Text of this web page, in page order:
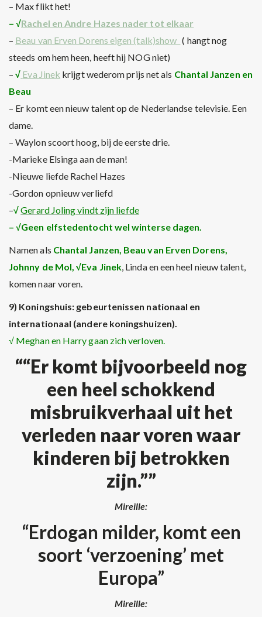
– Max flikt het!
– √Rachel en Andre Hazes nader tot elkaar
– Beau van Erven Dorens eigen (talk)show ( hangt nog
steeds om hem heen, heeft hij NOG niet)
–√ Eva Jinek krijgt wederom prijs net als Chantal Janzen en
Beau
– Er komt een nieuw talent op de Nederlandse televisie. Een
dame.
– Waylon scoort hoog, bij de eerste drie.
-Marieke Elsinga aan de man!
-Nieuwe liefde Rachel Hazes
-Gordon opnieuw verliefd
–√Gerard Joling vindt zijn liefde
– √Geen elfstedentocht wel winterse dagen.
Namen als Chantal Janzen, Beau van Erven Dorens,
Johnny de Mol, √Eva Jinek, Linda en een heel nieuw talent,
komen naar voren.
9) Koningshuis: gebeurtenissen nationaal en
internationaal (andere koningshuizen).
√ Meghan en Harry gaan zich verloven.
““Er komt bijvoorbeeld nog
een heel schokkend
misbruikverhaal uit het
verleden naar voren waar
kinderen bij betrokken
zijn.””
Mireille:
“Erdogan milder, komt een
soort ‘verzoening’ met
Europa”
Mireille: